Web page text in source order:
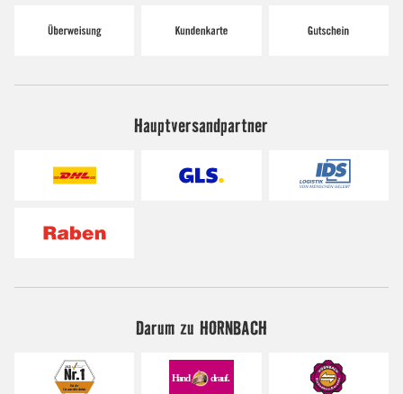
Hauptversandpartner
Darum zu HORNBACH